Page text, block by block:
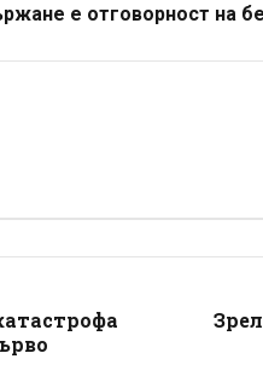
е отговорност на